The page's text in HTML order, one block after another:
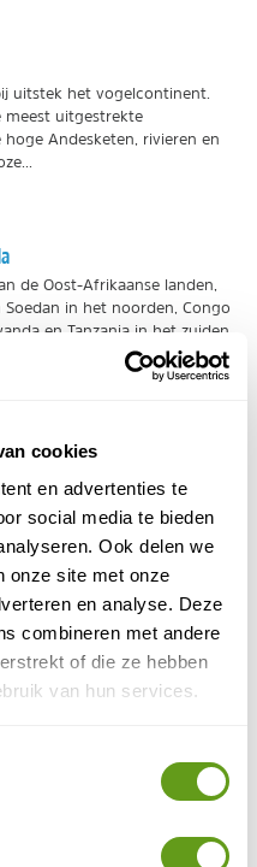
cookies
en advertenties te
social media te bieden
Ook delen we
onze site met onze
en analyse. Deze
combineren met andere
of die ze hebben
van hun services.
uitstek het vogelcontinent.
meest uitgestrekte
hoge Andesketen, rivieren en
de Oost-Afrikaanse landen,
Soedan in het noorden, Congo
en Tanzania in het zuiden
rijkdom aan zoogdieren,
Tanzania. Een aantal parken
neemt je mee op reis om
land te zien en
vogelreizen